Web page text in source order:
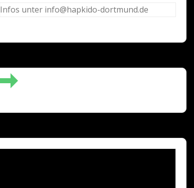
Infos unter info@hapkido-dortmund.de